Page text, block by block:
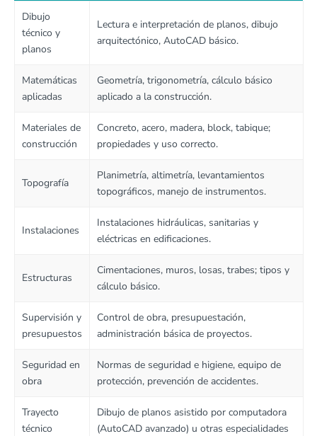
Dibujo
técnico y
planos
Lectura e interpretación de planos, dibujo
arquitectónico, AutoCAD básico.
Matemáticas
aplicadas
Geometría, trigonometría, cálculo básico
aplicado a la construcción.
Materiales de
construcción
Concreto, acero, madera, block, tabique;
propiedades y uso correcto.
Topografía
Planimetría, altimetría, levantamientos
topográficos, manejo de instrumentos.
Instalaciones
Instalaciones hidráulicas, sanitarias y
eléctricas en edificaciones.
Estructuras
Cimentaciones, muros, losas, trabes; tipos y
cálculo básico.
Supervisión y
presupuestos
Control de obra, presupuestación,
administración básica de proyectos.
Seguridad en
obra
Normas de seguridad e higiene, equipo de
protección, prevención de accidentes.
Trayecto
técnico
Dibujo de planos asistido por computadora
(AutoCAD avanzado) u otras especialidades